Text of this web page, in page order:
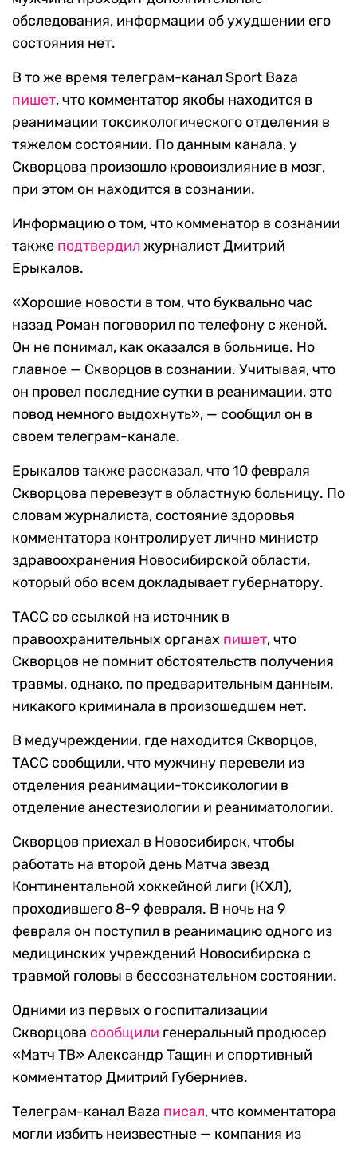
обследования, информации об ухудшении его
состояния нет.
В то же время телеграм-канал Sport Baza
пишет, что комментатор якобы находится в
реанимации токсикологического отделения в
тяжелом состоянии. По данным канала, у
Скворцова произошло кровоизлияние в мозг,
при этом он находится в сознании.
Информацию о том, что комменатор в сознании
также подтвердил журналист Дмитрий
Ерыкалов.
«Хорошие новости в том, что буквально час
назад Роман поговорил по телефону с женой.
Он не понимал, как оказался в больнице. Но
главное — Скворцов в сознании. Учитывая, что
он провел последние сутки в реанимации, это
повод немного выдохнуть», — сообщил он в
своем телеграм-канале.
Ерыкалов также рассказал, что 10 февраля
Скворцова перевезут в областную больницу. По
словам журналиста, состояние здоровья
комментатора контролирует лично министр
здравоохранения Новосибирской области,
который обо всем докладывает губернатору.
ТАСС со ссылкой на источник в
правоохранительных органах пишет, что
Скворцов не помнит обстоятельств получения
травмы, однако, по предварительным данным,
никакого криминала в произошедшем нет.
В медучреждении, где находится Скворцов,
ТАСС сообщили, что мужчину перевели из
отделения реанимации-токсикологии в
отделение анестезиологии и реаниматологии.
Скворцов приехал в Новосибирск, чтобы
работать на второй день Матча звезд
Континентальной хоккейной лиги (КХЛ),
проходившего 8-9 февраля. В ночь на 9
февраля он поступил в реанимацию одного из
медицинских учреждений Новосибирска с
травмой головы в бессознательном состоянии.
Одними из первых о госпитализации
Скворцова сообщили генеральный продюсер
«Матч ТВ» Александр Тащин и спортивный
комментатор Дмитрий Губерниев.
Телеграм-канал Baza писал, что комментатора
могли избить неизвестные — компания из